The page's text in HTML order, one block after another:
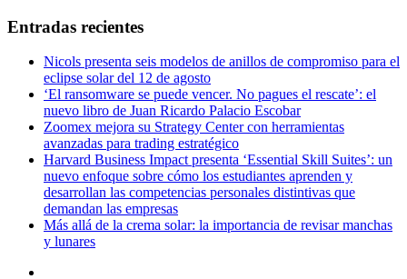
Entradas recientes
Nicols presenta seis modelos de anillos de compromiso para el
eclipse solar del 12 de agosto
‘El ransomware se puede vencer. No pagues el rescate’: el
nuevo libro de Juan Ricardo Palacio Escobar
Zoomex mejora su Strategy Center con herramientas
avanzadas para trading estratégico
Harvard Business Impact presenta ‘Essential Skill Suites’: un
nuevo enfoque sobre cómo los estudiantes aprenden y
desarrollan las competencias personales distintivas que
demandan las empresas
Más allá de la crema solar: la importancia de revisar manchas
y lunares